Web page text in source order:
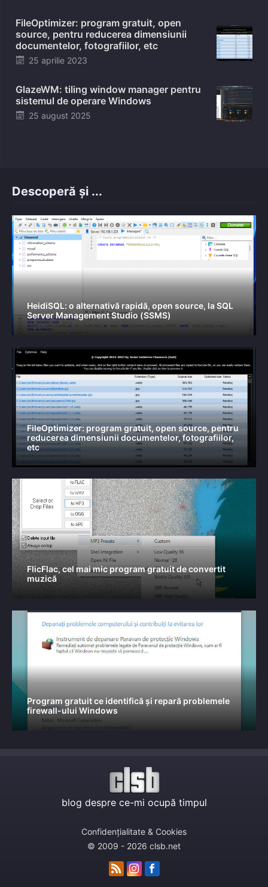
FileOptimizer: program gratuit, open
source, pentru reducerea dimensiunii
documentelor, fotografiilor, etc
Posted
25 aprilie 2023
GlazeWM: tiling window manager pentru
sistemul de operare Windows
Posted
25 august 2025
Descoperă și ...
HeidiSQL: o alternativă rapidă, open source, la SQL
Server Management Studio (SSMS)
FileOptimizer: program gratuit, open source, pentru
reducerea dimensiunii documentelor, fotografiilor,
etc
FlicFlac, cel mai mic program gratuit de convertit
muzică
Program gratuit ce identifică și repară problemele
firewall-ului Windows
blog despre ce-mi ocupă timpul
Confidențialitate & Cookies
© 2009 - 2026 clsb.net